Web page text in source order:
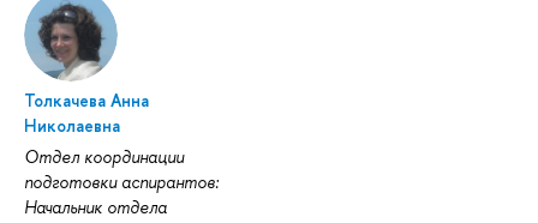
Толкачева Анна
Николаевна
Отдел координации
подготовки аспирантов:
Начальник отдела